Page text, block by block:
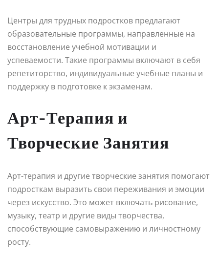
Центры для трудных подростков предлагают
образовательные программы, направленные на
восстановление учебной мотивации и
успеваемости. Такие программы включают в себя
репетиторство, индивидуальные учебные планы и
поддержку в подготовке к экзаменам.
Арт-Терапия и
Творческие Занятия
Арт-терапия и другие творческие занятия помогают
подросткам выразить свои переживания и эмоции
через искусство. Это может включать рисование,
музыку, театр и другие виды творчества,
способствующие самовыражению и личностному
росту.